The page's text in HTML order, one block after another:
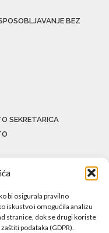
bi osigurala pravilno
iskustvo i omogućila analizu
stranice, dok se drugi koriste
podataka (GDPR).
BEZ
SEKRETARICA